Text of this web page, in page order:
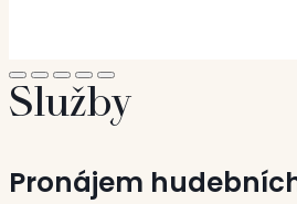
Služby
Pronájem